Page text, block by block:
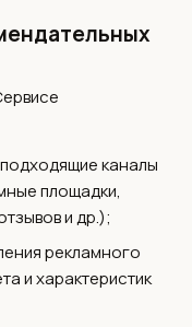
каналы
площадки,
и др.);
рекламного
и характеристик